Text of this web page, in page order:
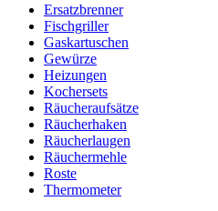
Ersatzbrenner
Fischgriller
Gaskartuschen
Gewürze
Heizungen
Kochersets
Räucheraufsätze
Räucherhaken
Räucherlaugen
Räuchermehle
Roste
Thermometer